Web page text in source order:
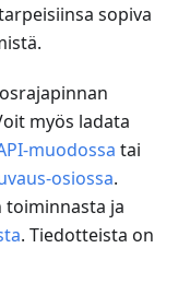
sopiva
myös ladata
muodossa tai
osiossa.
ja
. Tiedotteista on